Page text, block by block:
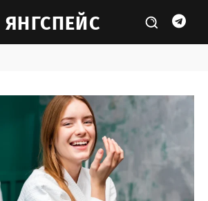
ЯНГСПЕЙС
Тема: Красота